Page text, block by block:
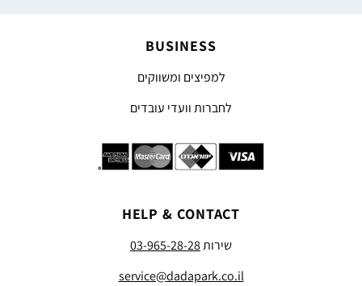
BUSINESS
למפיצים ומשווקים
לחברות וועדי עובדים
HELP & CONTACT
שירות03-965-28-28
service@dadapark.co.il